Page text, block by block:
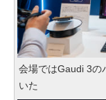
会場ではGaudi 3の
いた